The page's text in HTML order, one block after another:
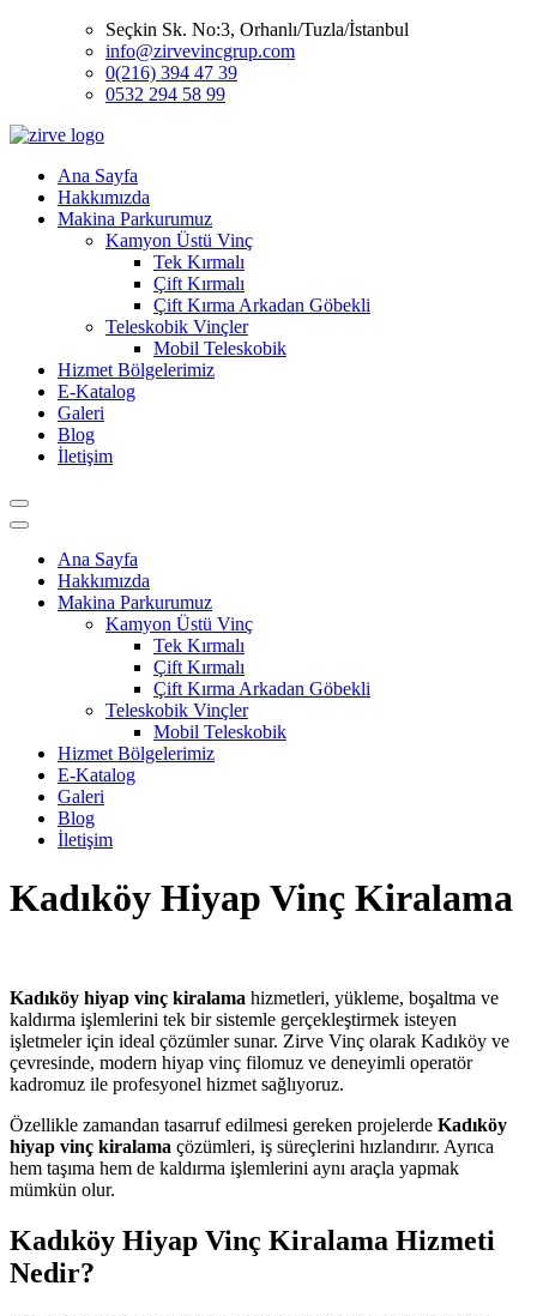
Seçkin Sk. No:3, Orhanlı/Tuzla/İstanbul
info@zirvevincgrup.com
0(216) 394 47 39
0532 294 58 99
Ana Sayfa
Hakkımızda
Makina Parkurumuz
Kamyon Üstü Vinç
Tek Kırmalı
Çift Kırmalı
Çift Kırma Arkadan Göbekli
Teleskobik Vinçler
Mobil Teleskobik
Hizmet Bölgelerimiz
E-Katalog
Galeri
Blog
İletişim
Ana Sayfa
Hakkımızda
Makina Parkurumuz
Kamyon Üstü Vinç
Tek Kırmalı
Çift Kırmalı
Çift Kırma Arkadan Göbekli
Teleskobik Vinçler
Mobil Teleskobik
Hizmet Bölgelerimiz
E-Katalog
Galeri
Blog
İletişim
Kadıköy Hiyap Vinç Kiralama
Kadıköy hiyap vinç kiralama hizmetleri, yükleme, boşaltma ve
kaldırma işlemlerini tek bir sistemle gerçekleştirmek isteyen
işletmeler için ideal çözümler sunar. Zirve Vinç olarak Kadıköy ve
çevresinde, modern hiyap vinç filomuz ve deneyimli operatör
kadromuz ile profesyonel hizmet sağlıyoruz.
Özellikle zamandan tasarruf edilmesi gereken projelerde Kadıköy
hiyap vinç kiralama çözümleri, iş süreçlerini hızlandırır. Ayrıca
hem taşıma hem de kaldırma işlemlerini aynı araçla yapmak
mümkün olur.
Kadıköy Hiyap Vinç Kiralama Hizmeti
Nedir?